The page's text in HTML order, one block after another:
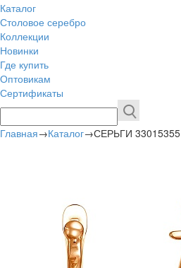
Каталог
Столовое серебро
Коллекции
Новинки
Где купить
Оптовикам
Сертификаты
Главная→Каталог→СЕРЬГИ 33015355